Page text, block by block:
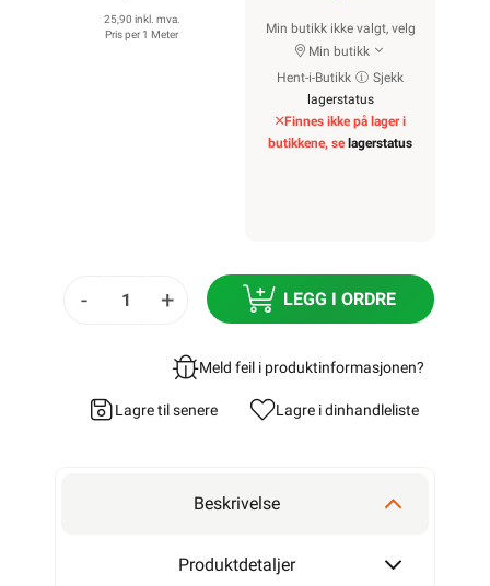
25,90 inkl. mva.
Pris per 1 Meter
Min butikk ikke valgt, velg
Min butikk
Hent-i-Butikk
Sjekk
lagerstatus
Finnes ikke på lager i
butikkene, se lagerstatus
- + LEGG I ORDRE
Meld feil i produktinformasjonen?
Lagre til senere Lagre i dinhandleliste
Beskrivelse
Produktdetaljer